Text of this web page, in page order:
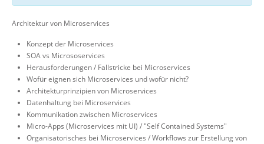
Architektur von Microservices
Konzept der Microservices
SOA vs Micrososervices
Herausforderungen / Fallstricke bei Microservices
Wofür eignen sich Microservices und wofür nicht?
Architekturprinzipien von Microservices
Datenhaltung bei Microservices
Kommunikation zwischen Microservices
Micro-Apps (Microservices mit UI) / "Self Contained Systems"
Organisatorisches bei Microservices / Workflows zur Erstellung von